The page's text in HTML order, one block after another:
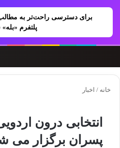
برای دسترسی راحت‌تر به مطالب
پلتفرم
خانه / اخبار
انتخابی درون
پسران برگزار می